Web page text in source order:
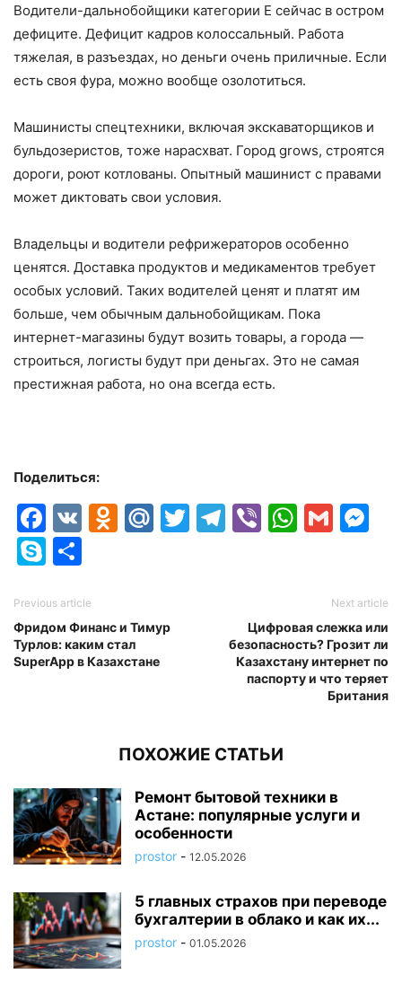
Водители-дальнобойщики категории Е сейчас в остром
дефиците. Дефицит кадров колоссальный. Работа
тяжелая, в разъездах, но деньги очень приличные. Если
есть своя фура, можно вообще озолотиться.
Машинисты спецтехники, включая экскаваторщиков и
бульдозеристов, тоже нарасхват. Город grows, строятся
дороги, роют котлованы. Опытный машинист с правами
может диктовать свои условия.
Владельцы и водители рефрижераторов особенно
ценятся. Доставка продуктов и медикаментов требует
особых условий. Таких водителей ценят и платят им
больше, чем обычным дальнобойщикам. Пока
интернет-магазины будут возить товары, а города —
строиться, логисты будут при деньгах. Это не самая
престижная работа, но она всегда есть.
Поделиться:
Facebook
VK Odnoklassniki
Mail.Ru
Twitter
Telegram
Viber
Skype
Previous article
Фридом Финанс и Тимур
Турлов: каким стал
SuperApp в Казахстане
Next article
Цифровая слежка или
безопасность? Грозит ли
Казахстану интернет по
паспорту и что теряет
Британия
ПОХОЖИЕ СТАТЬИ
Ремонт бытовой техники в
Астане: популярные услуги и
особенности
prostor - 12.05.2026
5 главных страхов при переводе
бухгалтерии в облако и как их...
prostor - 01.05.2026